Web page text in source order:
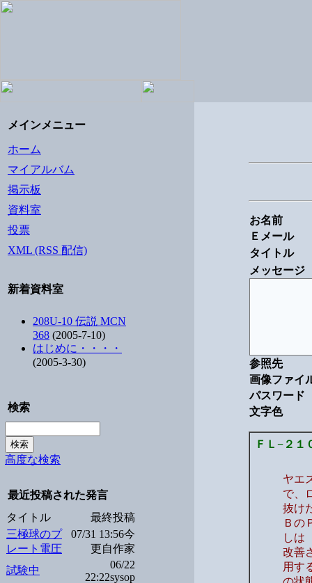
メインメニュー
ホーム
マイアルバム
掲示板
資料室
投票
XML (RSS 配信)
新着資料室
208U-10 伝説 MCN
368 (2005-7-10)
はじめに・・・・
(2005-3-30)
検索
高度な検索
最近投稿された発言
タイトル
最終投稿
三極球のプ
レート電圧
07/31 13:56今
更自作家
試験中
06/22
22:22sysop
お名前
Ｅメール
タイトル
メッセージ
参照先
画像ファイ
パスワード
文字色
ＦＬ−２１
ヤエ
で、
抜け
Ｂの
しは
改善
用す